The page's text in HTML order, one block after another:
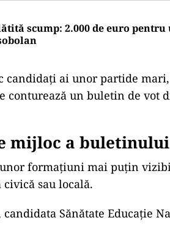
candidatul Uniunii Salvați
Băluță, reprezentantul
Ciucu, candidatul Partidului
Burcea, candidatul
fostul șef că-i ucide
ar fi fost pregătit de doi ani